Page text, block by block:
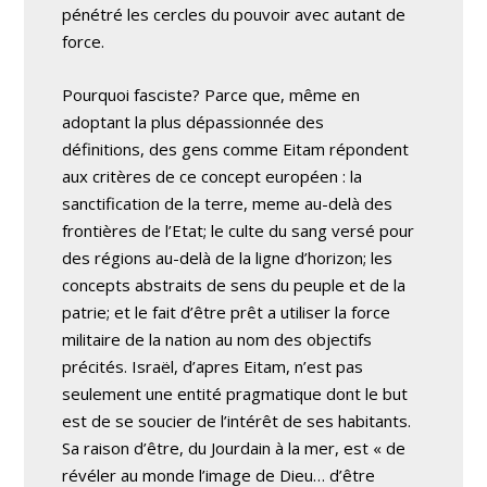
pénétré les cercles du pouvoir avec autant de
force.
Pourquoi fasciste? Parce que, même en
adoptant la plus dépassionnée des
définitions, des gens comme Eitam répondent
aux critères de ce concept européen : la
sanctification de la terre, meme au-delà des
frontières de l’Etat; le culte du sang versé pour
des régions au-delà de la ligne d’horizon; les
concepts abstraits de sens du peuple et de la
patrie; et le fait d’être prêt a utiliser la force
militaire de la nation au nom des objectifs
précités. Israël, d’apres Eitam, n’est pas
seulement une entité pragmatique dont le but
est de se soucier de l’intérêt de ses habitants.
Sa raison d’être, du Jourdain à la mer, est « de
révéler au monde l’image de Dieu… d’être